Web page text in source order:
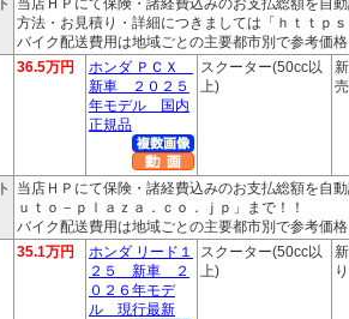
当店ＨＰにて保険・諸経費込みのお支払総額を自
方法・お見積り・詳細につきましては「ｈｔｔｐ
バイク配送費用は地域ごとの主要都市別で参考価
36.5万円
ホンダ ＰＣＸ
新車 ２０２５
年モデル 国内
正規品
スクーター(50cc以
上)
当店ＨＰにて保険・諸経費込みのお支払総額を自
ｕｔｏ－ｐｌａｚａ．ｃｏ．ｊｐ」まで！！
バイク配送費用は地域ごとの主要都市別で参考価
35.1万円
ホンダ リード１
２５ 新車 ２
０２６年モデ
ル 現行最新
スクーター(50cc以
上)